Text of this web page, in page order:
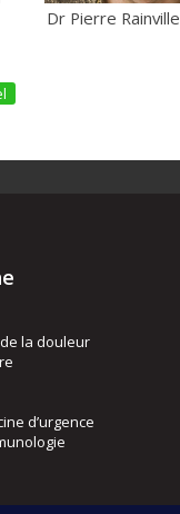
Pierre Rainville
la douleur
d’urgence